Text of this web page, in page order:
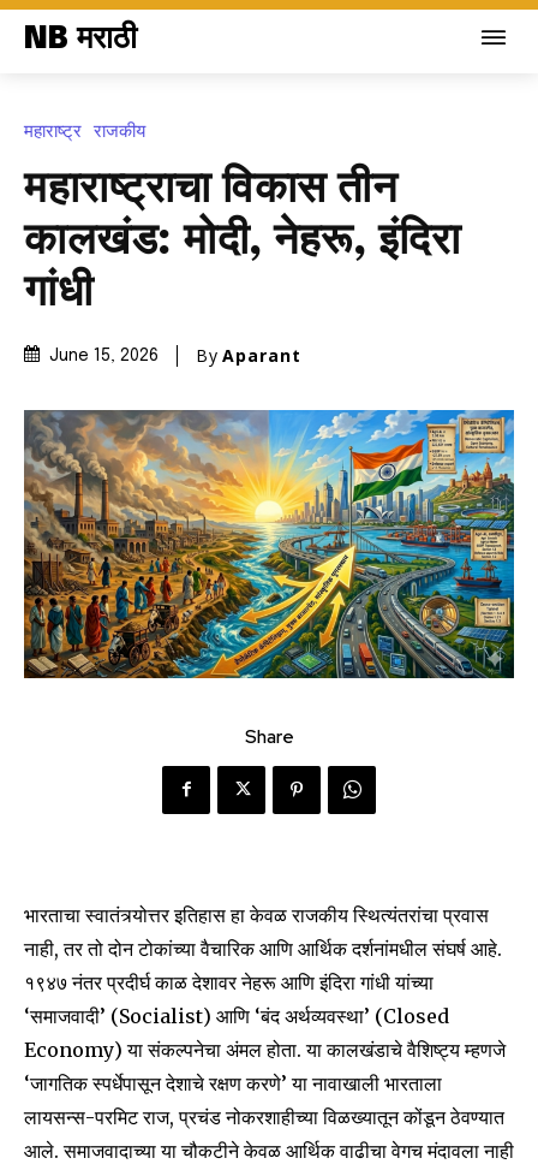
NB मराठी
महाराष्ट्र राजकीय
महाराष्ट्राचा विकास तीन
कालखंड: मोदी, नेहरू, इंदिरा
गांधी
June 15, 2026 By Aparant
Share
भारताचा स्वातंत्र्योत्तर इतिहास हा केवळ राजकीय स्थित्यंतरांचा प्रवास
नाही, तर तो दोन टोकांच्या वैचारिक आणि आर्थिक दर्शनांमधील संघर्ष आहे.
१९४७ नंतर प्रदीर्घ काळ देशावर नेहरू आणि इंदिरा गांधी यांच्या
‘समाजवादी’ (Socialist) आणि ‘बंद अर्थव्यवस्था’ (Closed
Economy) या संकल्पनेचा अंमल होता. या कालखंडाचे वैशिष्ट्य म्हणजे
‘जागतिक स्पर्धेपासून देशाचे रक्षण करणे’ या नावाखाली भारताला
लायसन्स-परमिट राज, प्रचंड नोकरशाहीच्या विळख्यातून कोंडून ठेवण्यात
आले. समाजवादाच्या या चौकटीने केवळ आर्थिक वाढीचा वेगच मंदावला नाही